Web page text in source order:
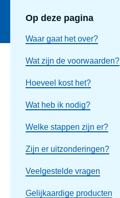
Op deze pagina
Waar gaat het over?
Wat zijn de voorwaarden?
Hoeveel kost het?
Wat heb ik nodig?
Welke stappen zijn er?
Zijn er uitzonderingen?
Veelgestelde vragen
Gelijkaardige producten